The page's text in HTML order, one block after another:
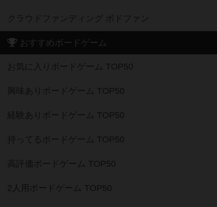
クラウドファンディング ボドファン
おすすめボードゲーム
お気に入りボードゲーム TOP50
興味ありボードゲーム TOP50
経験ありボードゲーム TOP50
持ってるボードゲーム TOP50
高評価ボードゲーム TOP50
2人用ボードゲーム TOP50